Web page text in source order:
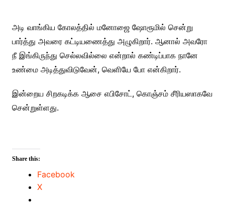
அடி வாங்கிய கோலத்தில் மனோஜை ஷோரூமில் சென்று
பார்த்து அவரை கட்டியணைத்து அழுகிறார். ஆனால் அவரோ
நீ இங்கிருந்து செல்லவில்லை என்றால் கண்டிப்பாக நானே
உண்மை அடித்துவிடுவேன், வெளியே போ என்கிறார்.
இன்றைய சிறகடிக்க ஆசை எபிசோட், கொஞ்சம் சீரியஸாகவே
சென்றுள்ளது.
Share this:
Facebook
X